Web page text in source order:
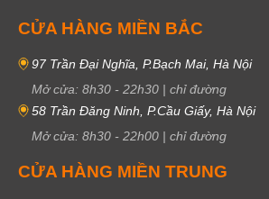
CỬA HÀNG MIỀN BẮC
97 Trần Đại Nghĩa, P.Bạch Mai, Hà Nội
Mở cửa: 8h30 - 22h30 | chỉ đường
58 Trần Đăng Ninh, P.Cầu Giấy, Hà Nội
Mở cửa: 8h30 - 22h00 | chỉ đường
CỬA HÀNG MIỀN TRUNG